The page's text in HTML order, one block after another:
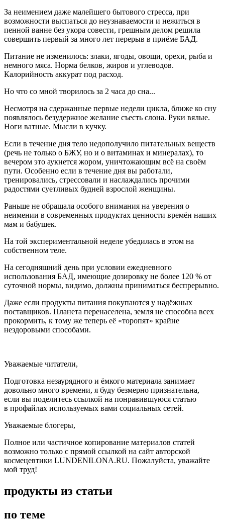
За неимением даже малейшего бытового стресса, при
возможности выспаться до неузнаваемости и нежиться в
пенной ванне без укора совести, грешным делом решила
совершить первый за много лет перерыв в приёме БАД.
Питание не изменилось: злаки, ягоды, овощи, орехи, рыба и
немного мяса. Норма белков, жиров и углеводов.
Калорийность аккурат под расход.
Но что со мной творилось за 2 часа до сна...
Несмотря на сдержанные первые недели цикла, ближе ко сну
появлялось безудержное желание съесть слона. Руки вялые.
Ноги ватные. Мысли в кучку.
Если в течение дня тело недополучило питательных веществ
(речь не только о БЖУ, но и о витаминах и минералах), то
вечером это аукнется жором, уничтожающим всё на своём
пути. Особенно если в течение дня вы работали,
тренировались, стрессовали и наслаждались прочими
радостями суетливых будней взрослой женщины.
Раньше не обращала особого внимания на уверения о
неимении в современных продуктах ценности времён наших
мам и бабушек.
На той экспериментальной неделе убедилась в этом на
собственном теле.
На сегодняшний день при условии ежедневного
использования БАД, имеющие дозировку не более 120 % от
суточной нормы, видимо, должны приниматься беспрерывно.
Даже если продукты питания покупаются у надёжных
поставщиков. Планета перенаселена, земля не способна всех
прокормить, к тому же теперь её «торопят» крайне
нездоровыми способами.
Уважаемые читатели,
Подготовка незаурядного и ёмкого материала занимает
довольно много времени, я буду безмерно признательна,
если вы поделитесь ссылкой на понравившуюся статью
в профайлах используемых вами социальных сетей.
Уважаемые блогеры,
Полное или частичное копирование материалов статей
возможно только с прямой ссылкой на сайт авторской
космецевтики LUNDENILONA.RU. Пожалуйста, уважайте
мой труд!
продукты из статьи
по теме